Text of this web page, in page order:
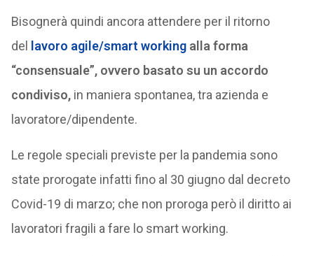
Bisognerà quindi ancora attendere per il ritorno
del
lavoro agile/smart workingalla forma
“consensuale”, ovvero basato su un accordo
condiviso,in maniera spontanea, tra azienda e
lavoratore/dipendente.
Le regole speciali previste per la pandemia sono
state prorogate infatti fino al 30 giugno dal decreto
Covid-19 di marzo; che non proroga però il diritto ai
lavoratori fragili a fare lo smart working.